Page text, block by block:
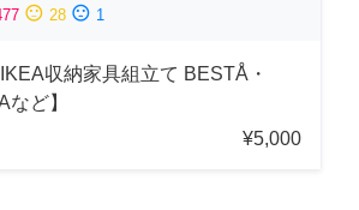
sentiment_neutral 28 sentiment_dissatisfied 1
収納家具組立て BESTÅ・
ど】
¥5,000